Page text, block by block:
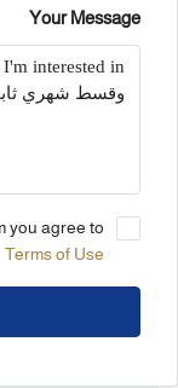
Your Message
you agree to:
Terms of Use